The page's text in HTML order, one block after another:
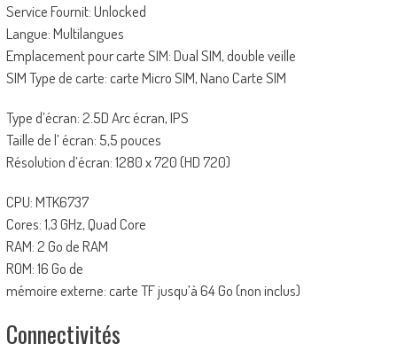
Service Fournit: Unlocked
Langue: Multilangues
Emplacement pour carte SIM: Dual SIM, double veille
SIM Type de carte: carte Micro SIM, Nano Carte SIM
Type d’écran: 2.5D Arc écran, IPS
Taille de l’ écran: 5,5 pouces
Résolution d’écran: 1280 x 720 (HD 720)
CPU: MTK6737
Cores: 1,3 GHz, Quad Core
RAM: 2 Go de RAM
ROM: 16 Go de
mémoire externe: carte TF jusqu’à 64 Go (non inclus)
Connectivités